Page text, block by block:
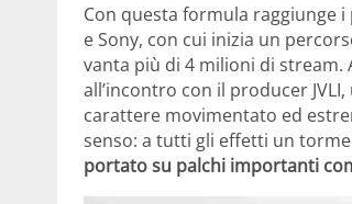
Con questa formula raggiunge
e Sony, con cui inizia un
vanta più di 4 milioni di stream.
all’incontro con il producer
carattere movimentato ed
senso: a tutti gli effetti un
portato su palchi importanti